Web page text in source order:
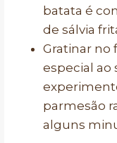
batata é
de sálvia
Gratinar no
especial ao
parmesão
alguns